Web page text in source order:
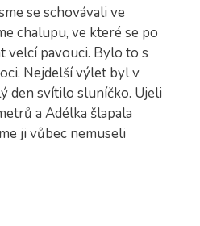
se schovávali ve
chalupu, ve které se po
velcí pavouci. Bylo to s
Nejdelší výlet byl v
den svítilo sluníčko. Ujeli
a Adélka šlapala
ji vůbec nemuseli